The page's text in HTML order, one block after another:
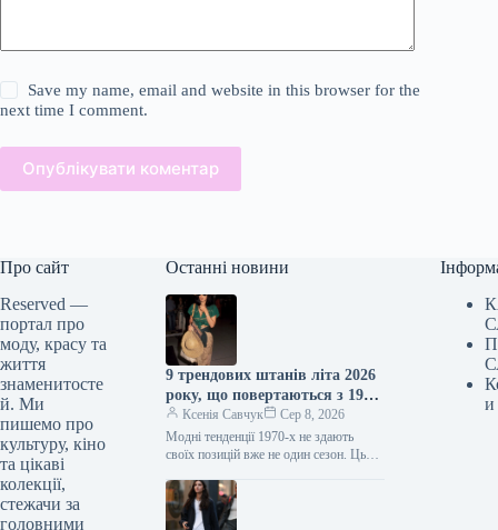
Save my name, email and website in this browser for the
next time I comment.
Опублікувати коментар
Про сайт
Reserved —
портал про
моду, красу та
життя
знаменитосте
й. Ми
пишемо про
культуру, кіно
та цікаві
колекції,
стежачи за
головними
Останні новини
9 трендових штанів літа 2026
року, що повертаються з 1970-
х
Ксенія Савчук
Сер 8, 2026
Модні тенденції 1970-х не здають
своїх позицій вже не один сезон. Цього
фасони, характерні…
и